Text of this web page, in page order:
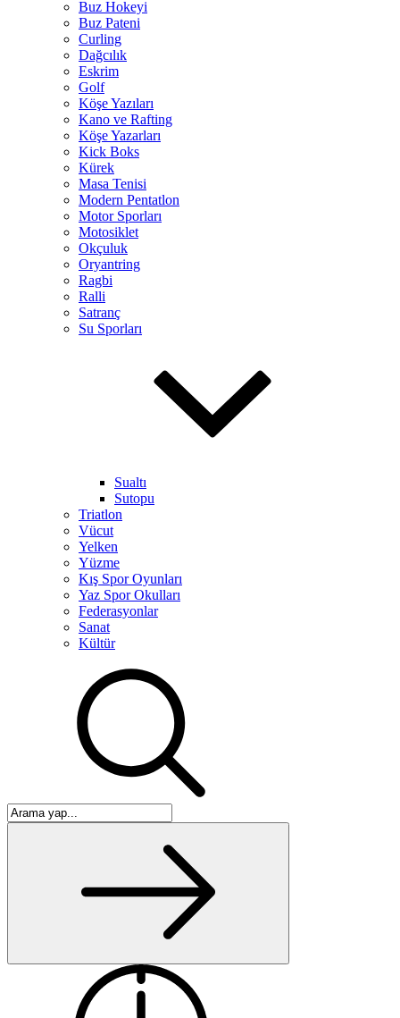
Buz Hokeyi
Buz Pateni
Curling
Dağcılık
Eskrim
Golf
Köşe Yazıları
Kano ve Rafting
Köşe Yazarları
Kick Boks
Kürek
Masa Tenisi
Modern Pentatlon
Motor Sporları
Motosiklet
Okçuluk
Oryantring
Ragbi
Ralli
Satranç
Su Sporları
Sualtı
Sutopu
Triatlon
Vücut
Yelken
Yüzme
Kış Spor Oyunları
Yaz Spor Okulları
Federasyonlar
Sanat
Kültür